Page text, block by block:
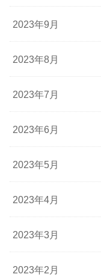
2023年9月
2023年8月
2023年7月
2023年6月
2023年5月
2023年4月
2023年3月
2023年2月